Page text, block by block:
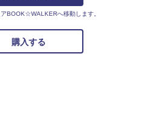
BOOK☆WALKERへ移動します。
購入する